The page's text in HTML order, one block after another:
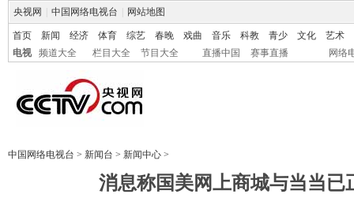
央视网 中国网络电视台 网站地图
首页 新闻 经济 体育 综艺 春晚 戏曲 音乐 科教 青少 文化
艺术
电视
频道大全 栏目大全 节目大全 直播中国 赛事直播 网络
中国网络电视台 > 新闻台 > 新闻中心 >
消息称国美网上商城与当当已